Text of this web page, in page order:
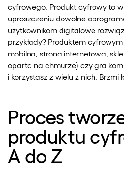
cyfrowego. Produkt cyfrowy to
uproszczeniu dowolne
użytkownikom digitalowe
przykłady? Produktem
mobilna, strona internetowa,
oparta na chmurze) czy gra
i korzystasz z wielu z nich. Brzmi
Proces
produktu
A do Z